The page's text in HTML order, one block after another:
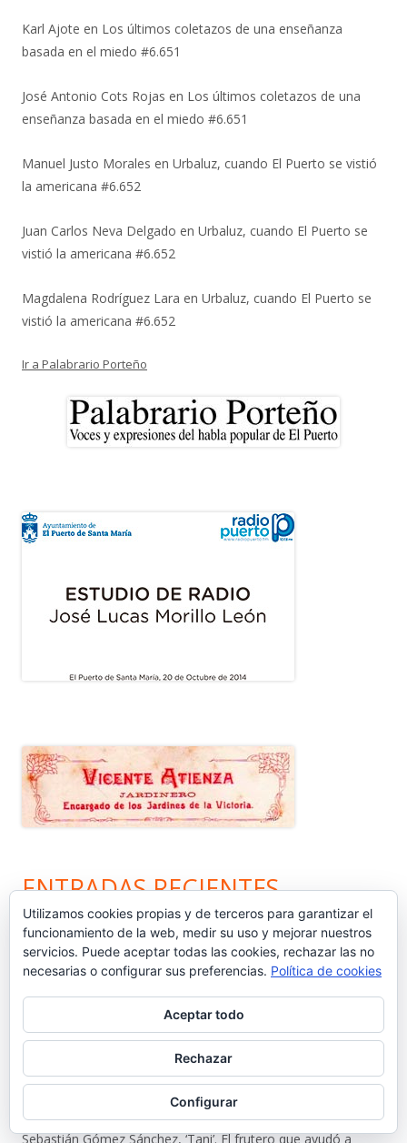
Karl Ajote en Los últimos coletazos de una enseñanza
basada en el miedo #6.651
José Antonio Cots Rojas en Los últimos coletazos de una
enseñanza basada en el miedo #6.651
Manuel Justo Morales en Urbaluz, cuando El Puerto se vistió
la americana #6.652
Juan Carlos Neva Delgado en Urbaluz, cuando El Puerto se
vistió la americana #6.652
Magdalena Rodríguez Lara en Urbaluz, cuando El Puerto se
vistió la americana #6.652
Ir a Palabrario Porteño
ENTRADAS RECIENTES
Nos vamos de vacaciones #6.660
¿Dónde está Calleja? #6.659
Carta protesta a Don Pedro Muñoz Seca #6.658
El antiguo campo del Racing y la iniciativa solidaria de Elías
Sebastián Gómez Sánchez, ‘Tani’. El frutero que ayudó a
Utilizamos cookies propias y de terceros para garantizar el
funcionamiento de la web, medir su uso y mejorar nuestros
servicios. Puede aceptar todas las cookies, rechazar las no
necesarias o configurar sus preferencias. Política de cookies
Aceptar todo
Rechazar
Configurar